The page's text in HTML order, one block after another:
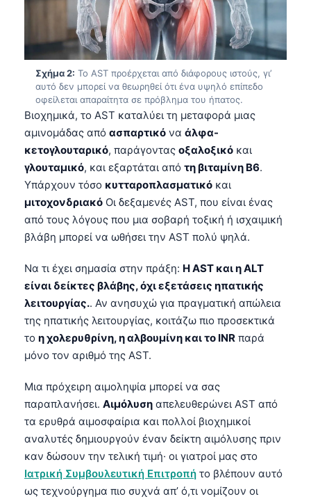
Σχήμα 2: Το AST προέρχεται από διάφορους ιστούς, γι’
αυτό δεν μπορεί να θεωρηθεί ότι ένα υψηλό επίπεδο
οφείλεται απαραίτητα σε πρόβλημα του ήπατος.
Βιοχημικά, το AST καταλύει τη μεταφορά μιας
αμινομάδας από ασπαρτικό να άλφα-
κετογλουταρικό, παράγοντας οξαλοξικό και
γλουταμικό, και εξαρτάται από τη βιταμίνη B6.
Υπάρχουν τόσο κυτταροπλασματικό και
μιτοχονδριακό Οι δεξαμενές AST, που είναι ένας
από τους λόγους που μια σοβαρή τοξική ή ισχαιμική
βλάβη μπορεί να ωθήσει την AST πολύ ψηλά.
Να τι έχει σημασία στην πράξη: Η AST και η ALT
είναι δείκτες βλάβης, όχι εξετάσεις ηπατικής
λειτουργίας.. Αν ανησυχώ για πραγματική απώλεια
της ηπατικής λειτουργίας, κοιτάζω πιο προσεκτικά
το η χολερυθρίνη, η αλβουμίνη και το INR παρά
μόνο τον αριθμό της AST.
Μια πρόχειρη αιμοληψία μπορεί να σας
παραπλανήσει. Αιμόλυση απελευθερώνει AST από
τα ερυθρά αιμοσφαίρια και πολλοί βιοχημικοί
αναλυτές δημιουργούν έναν δείκτη αιμόλυσης πριν
καν δώσουν την τελική τιμή· οι γιατροί μας στο
Ιατρική Συμβουλευτική Επιτροπή το βλέπουν αυτό
ως τεχνούργημα πιο συχνά απ’ ό,τι νομίζουν οι